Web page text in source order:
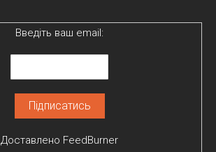
Введіть ваш email:
Доставлено FeedBurner